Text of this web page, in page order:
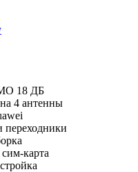
18 ДБ
4 антенны
карта